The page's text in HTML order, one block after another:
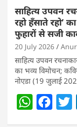
साहित्य उपवन
रहो हॅंसाते रहो’
फुहारों से सजी
20 July 2026
साहित्य उपवन
का भव्य विमोचन;
नोएडा (19 जुलाई
W F